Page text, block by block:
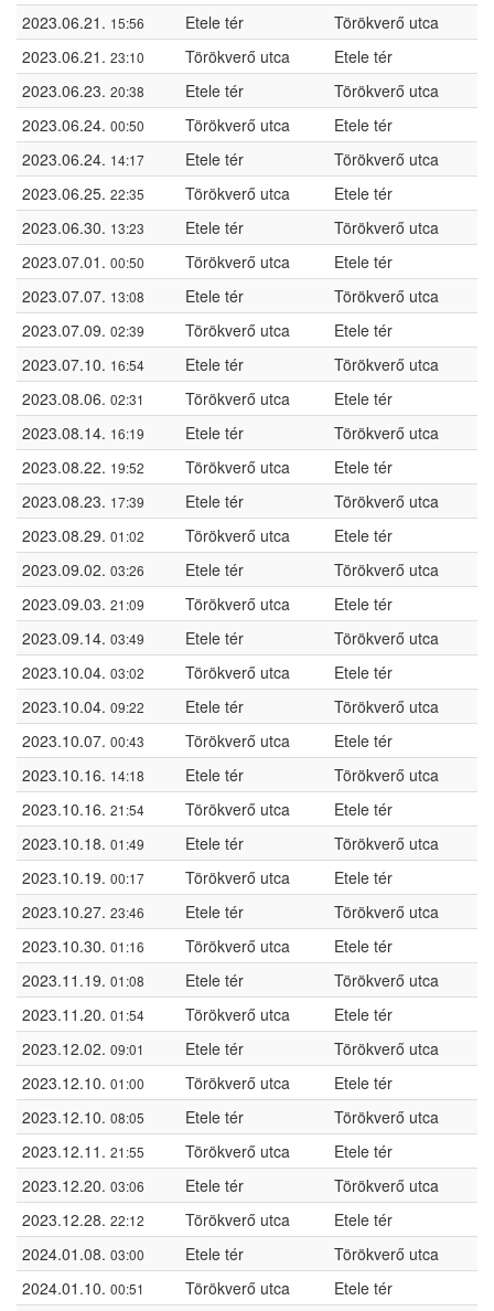
2023.06.21. 15:56 Etele tér
Törökverő utca
2023.06.21. 23:10 Törökverő utca
Etele tér
2023.06.23. 20:38 Etele tér
Törökverő utca
2023.06.24. 00:50 Törökverő utca
Etele tér
2023.06.24. 14:17 Etele tér
Törökverő utca
2023.06.25. 22:35 Törökverő utca
Etele tér
2023.06.30. 13:23 Etele tér
Törökverő utca
2023.07.01. 00:50 Törökverő utca
Etele tér
2023.07.07. 13:08 Etele tér
Törökverő utca
2023.07.09. 02:39 Törökverő utca
Etele tér
2023.07.10. 16:54 Etele tér
Törökverő utca
2023.08.06. 02:31 Törökverő utca
Etele tér
2023.08.14. 16:19 Etele tér
Törökverő utca
2023.08.22. 19:52 Törökverő utca
Etele tér
2023.08.23. 17:39 Etele tér
Törökverő utca
2023.08.29. 01:02 Törökverő utca
Etele tér
2023.09.02. 03:26 Etele tér
Törökverő utca
2023.09.03. 21:09 Törökverő utca
Etele tér
2023.09.14. 03:49 Etele tér
Törökverő utca
2023.10.04. 03:02 Törökverő utca
Etele tér
2023.10.04. 09:22 Etele tér
Törökverő utca
2023.10.07. 00:43 Törökverő utca
Etele tér
2023.10.16. 14:18 Etele tér
Törökverő utca
2023.10.16. 21:54 Törökverő utca
Etele tér
2023.10.18. 01:49 Etele tér
Törökverő utca
2023.10.19. 00:17 Törökverő utca
Etele tér
2023.10.27. 23:46 Etele tér
Törökverő utca
2023.10.30. 01:16 Törökverő utca
Etele tér
2023.11.19. 01:08 Etele tér
Törökverő utca
2023.11.20. 01:54 Törökverő utca
Etele tér
2023.12.02. 09:01 Etele tér
Törökverő utca
2023.12.10. 01:00 Törökverő utca
Etele tér
2023.12.10. 08:05 Etele tér
Törökverő utca
2023.12.11. 21:55 Törökverő utca
Etele tér
2023.12.20. 03:06 Etele tér
Törökverő utca
2023.12.28. 22:12 Törökverő utca
Etele tér
2024.01.08. 03:00 Etele tér
Törökverő utca
2024.01.10. 00:51 Törökverő utca Etele tér